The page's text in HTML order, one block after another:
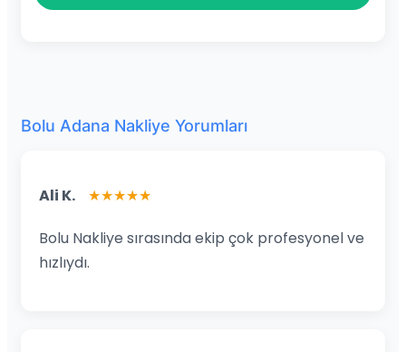
Bolu Adana Nakliye Yorumları
Ali K. ★★★★★
Bolu Nakliye sırasında ekip çok profesyonel ve
hızlıydı.